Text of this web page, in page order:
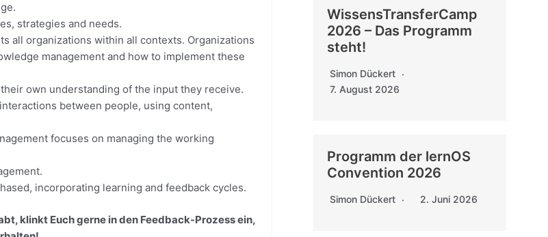
strategies and needs.
all organizations within all contexts. Organizations
management and how to implement these
own understanding of the input they receive.
between people, using content,
focuses on managing the working
incorporating learning and feedback cycles.
klinkt Euch gerne in den Feedback-Prozess ein,
WissensTransferCamp
2026 – Das Programm
steht!
Simon Dückert
7. August 2026
Programm der lernOS
Convention 2026
Simon Dückert 2. Juni 2026